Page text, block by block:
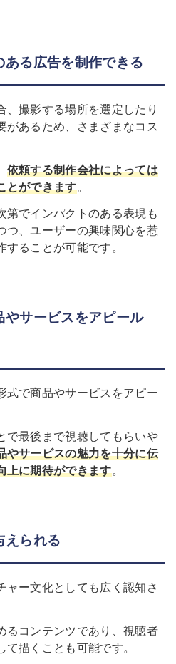
る広告を制作できる
、撮影する場所を選定したり
があるため、さまざまなコス
依頼する制作会社によっては
とができます。
第でインパクトのある表現も
つ、ユーザーの興味関心を惹
ることが可能です。
サービスをアピール
式で商品やサービスをアピー
で最後まで視聴してもらいや
やサービスの魅力を十分に伝
上に期待ができます。
えられる
ャー文化としても広く認知さ
るコンテンツであり、視聴者
描くことも可能です。